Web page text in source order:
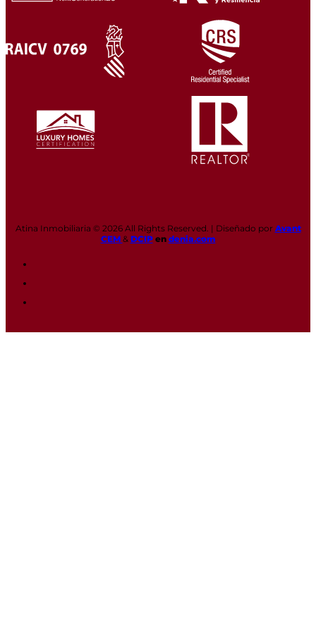
Atina Inmobiliaria © 2026 All Rights Reserved. | Diseñado por Avant
CEM & DCIPen denia.com